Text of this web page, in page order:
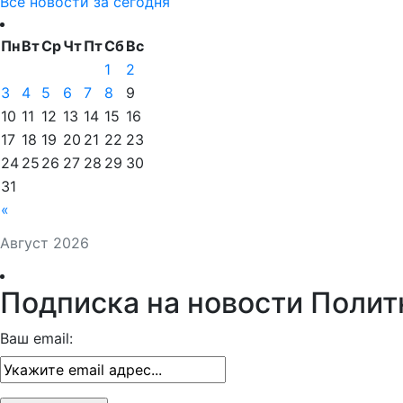
Август 2026
ПнВтСрЧтПтСбВс
«
1
2
3
4 5 6 7 8
9
10 11 12 13 14 15 16
17 18 19 20 21 22 23
24 25 26 27 28 29 30
31
Подписка на новости
Ваш email: